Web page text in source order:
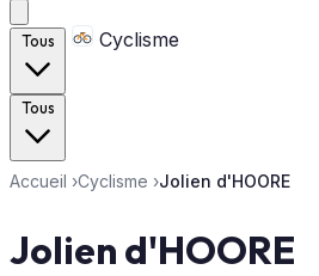
Tous Cyclisme
Tous
Accueil ›Cyclisme ›Jolien d'HOORE
Jolien d'HOORE